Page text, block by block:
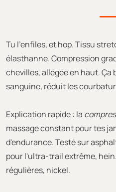
Tu l'enfiles, et hop. Tissu
élasthanne. Compression
chevilles, allégée en haut. Ça
sanguine, réduit les
Explication rapide : la
massage constant pour tes
d'endurance. Testé sur
pour l'ultra-trail extrême,
régulières, nickel.